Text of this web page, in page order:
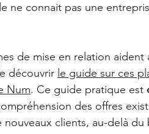
ne connait pas une
de mise en relation
découvrir le guide sur ces
Num. Ce guide pratique est
des offres
nouveaux clients, au-delà